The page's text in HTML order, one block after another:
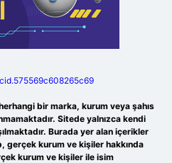
bir marka, kurum veya şahıs
Sitede yalnızca kendi
Burada yer alan içerikler
gerçek kurum ve kişiler hakkında
kurum ve kişiler ile isim